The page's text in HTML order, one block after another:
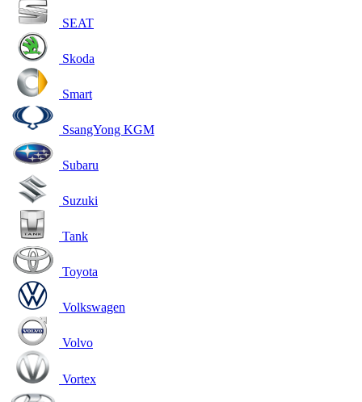
SEAT
Skoda
Smart
SsangYong KGM
Subaru
Suzuki
Tank
Toyota
Volkswagen
Volvo
Vortex